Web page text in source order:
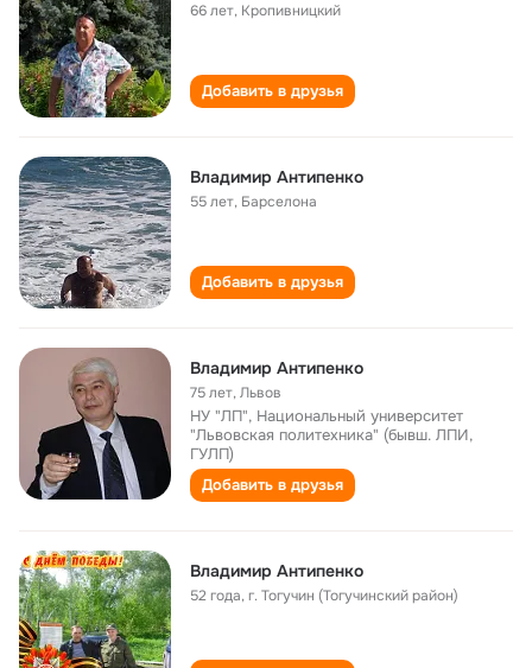
66 лет, Кропивницкий
Добавить в друзья
Владимир Aнтипенко
55 лет, Барселона
Добавить в друзья
Владимир Антипенко
75 лет,Львов
НУ "ЛП", Национальный университет
"Львовская политехника" (бывш. ЛПИ,
ГУЛП)
Добавить в друзья
Владимир Антипенко
52 года,г. Тогучин (Тогучинский район)